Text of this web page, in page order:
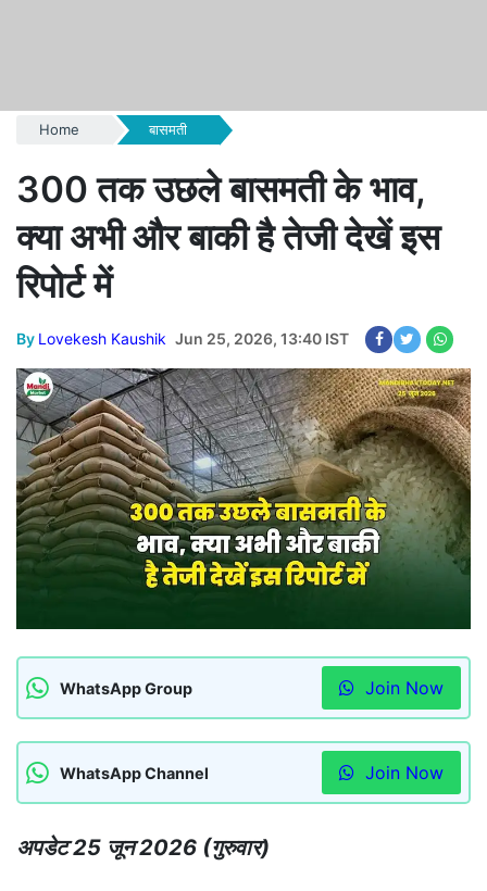
Home बासमती
300 तक उछले बासमती के भाव,
क्या अभी और बाकी है तेजी देखें इस
रिपोर्ट में
By Lovekesh Kaushik Jun 25, 2026, 13:40 IST
WhatsApp Group Join Now
WhatsApp Channel Join Now
अपडेट 25 जून 2026 (गुरुवार)